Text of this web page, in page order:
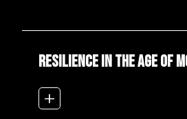
Resilience in the Age of
add_2